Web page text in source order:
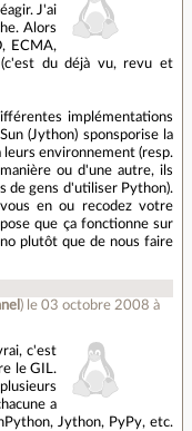
J'ai
Alors
ECMA,
du déjà vu, revu et
implémentations
(Jython) sponsporise la
environnement (resp.
ou d'une autre, ils
de gens d'utiliser Python).
en ou recodez votre
que ça fonctionne sur
plutôt que de nous faire
) le 03 octobre 2008 à
c'est
le GIL.
a
Jython, PyPy, etc.